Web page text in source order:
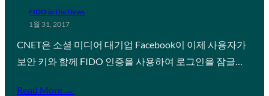
FIDO in the News
1월 31, 2017
CNET은 소셜 미디어 대기업 Facebook이 이제 사용자가
보안 키와 함께 FIDO 인증을 사용하여 로그인을 잠글…
Read More →